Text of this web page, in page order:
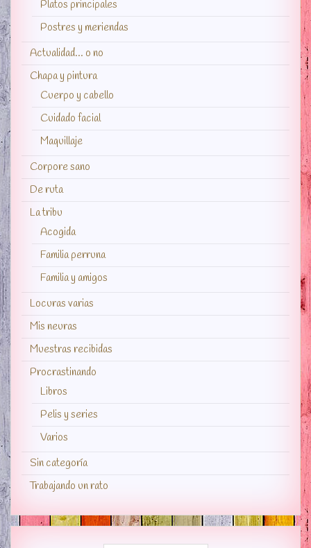
Platos principales
Postres y meriendas
Actualidad… o no
Chapa y pintura
Cuerpo y cabello
Cuidado facial
Maquillaje
Corpore sano
De ruta
La tribu
Acogida
Familia perruna
Familia y amigos
Locuras varias
Mis neuras
Muestras recibidas
Procrastinando
Libros
Pelis y series
Varios
Sin categoría
Trabajando un rato